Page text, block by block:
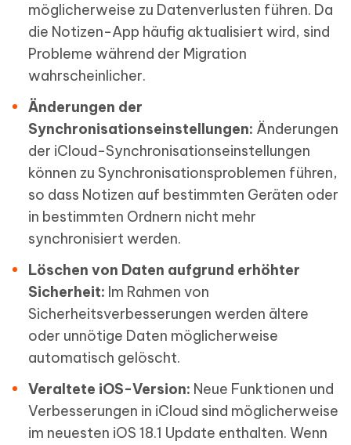
möglicherweise zu Datenverlusten führen. Da
die Notizen-App häufig aktualisiert wird, sind
Probleme während der Migration
wahrscheinlicher.
Änderungen der
Synchronisationseinstellungen: Änderungen
der iCloud-Synchronisationseinstellungen
können zu Synchronisationsproblemen führen,
so dass Notizen auf bestimmten Geräten oder
in bestimmten Ordnern nicht mehr
synchronisiert werden.
Löschen von Daten aufgrund erhöhter
Sicherheit: Im Rahmen von
Sicherheitsverbesserungen werden ältere
oder unnötige Daten möglicherweise
automatisch gelöscht.
Veraltete iOS-Version: Neue Funktionen und
Verbesserungen in iCloud sind möglicherweise
im neuesten iOS 18.1 Update enthalten. Wenn